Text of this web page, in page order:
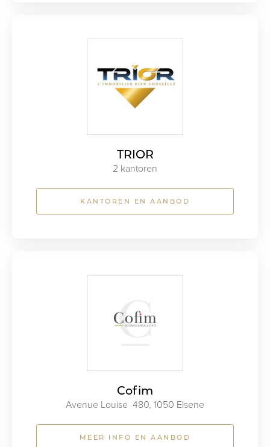
TRIOR
2 kantoren
KANTOREN EN AANBOD
Cofim
Avenue Louise 480, 1050 Elsene
MEER INFO EN AANBOD